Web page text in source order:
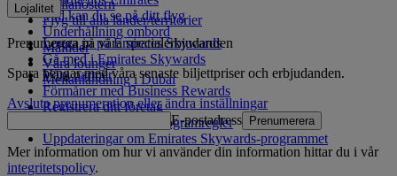
Mellanöstern
Flyg till alla länder/territorier
Vad kan du se på ditt flyg
Underhållning ombord
Måltider
Våra lounger
Mellanlandning i Dubai
Lojalitet
Logga in på Emirates Skywards
Gå med i Emirates Skywards
Våra partner
Förmåner med Business Rewards
Registrera ditt företag
Emirates Skywards programregler
Uppdateringar om Emirates Skywards-programmet
Prenumerera på våra specialerbjudanden
Spara pengar med våra senaste biljettpriser och erbjudanden.
Avsluta prenumeration eller ändra inställningar
E-postadress
Prenumerera
Mer information om hur vi använder din information hittar du i vår
integritetspolicy.